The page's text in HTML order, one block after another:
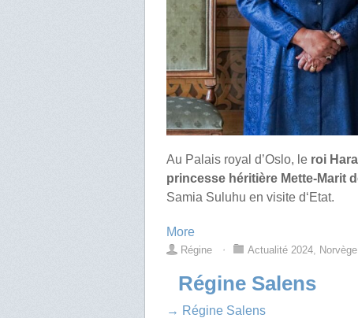
Au Palais royal d’Oslo, le roi
princesse héritière Mette-Marit
Samia Suluhu en visite d‘Etat.
More
Régine ⋅ Actualité 2024 Norvège
Régine Salens
→ Régine Salens